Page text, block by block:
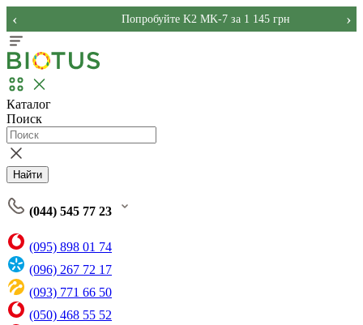
Попробуйте K2 MK-7 за 1 145 грн
‹ ›
Каталог
Поиск
Найти
(044) 545 77 23
(095) 898 01 74
(096) 267 72 17
(093) 771 66 50
(050) 468 55 52